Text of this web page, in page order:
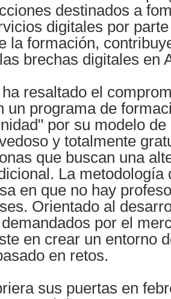
destinados a
digitales por
la formación,
brechas digitales en
resaltado el
un programa de
por su modelo
y totalmente
que buscan una
La metodología
en que no hay
Orientado al
por el
en crear un entorno
en retos.
sus puertas en